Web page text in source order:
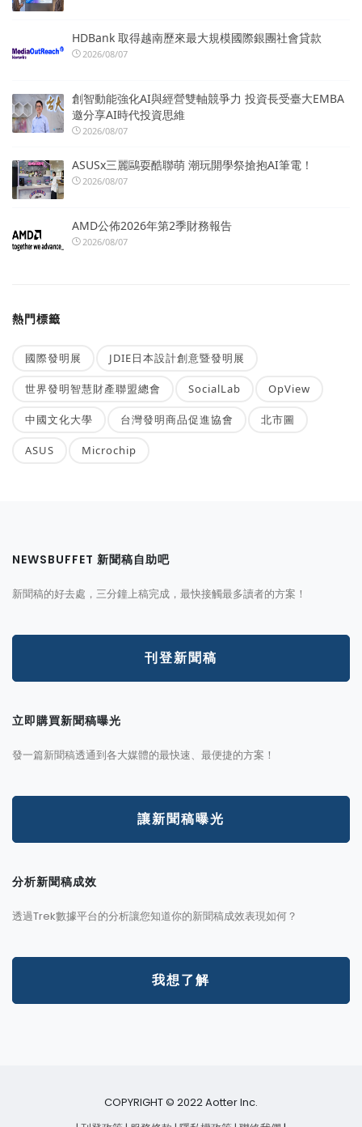
HDBank 取得越南歷來最大規模國際銀團社會貸款
2026/08/07
創智動能強化AI與經營雙軸競爭力 投資長受臺大EMBA
邀分享AI時代投資思維
2026/08/07
ASUSx三麗鷗耍酷聯萌 潮玩開學祭搶抱AI筆電！
2026/08/07
AMD公佈2026年第2季財務報告
2026/08/07
熱門標籤
國際發明展 JDIE日本設計創意暨發明展
世界發明智慧財產聯盟總會 SocialLab OpView
中國文化大學 台灣發明商品促進協會 北市圖
ASUS Microchip
NEWSBUFFET 新聞稿自助吧
新聞稿的好去處，三分鐘上稿完成，最快接觸最多讀者的方案！
刊登新聞稿
立即購買新聞稿曝光
發一篇新聞稿透通到各大媒體的最快速、最便捷的方案！
讓新聞稿曝光
分析新聞稿成效
透過Trek數據平台的分析讓您知道你的新聞稿成效表現如何？
我想了解
COPYRIGHT © 2022 Aotter Inc.